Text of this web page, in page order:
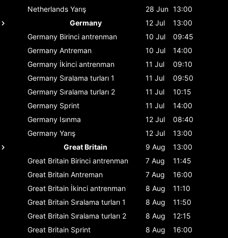
Netherlands Yarış 28 Jun 13:00
Germany
12 Jul
13:00
Germany Birinci antrenman 10 Jul
09:45
Germany Antreman 10 Jul
14:00
Germany İkinci antrenman 11 Jul
09:10
Germany Sıralama turları 1 11 Jul
09:50
Germany Sıralama turları 2 11 Jul
10:15
Germany Sprint 11 Jul
14:00
Germany Isınma 12 Jul
08:40
Germany Yarış 12 Jul
13:00
Great Britain
9 Aug
13:00
Great Britain Birinci antrenman 7 Aug
11:45
Great Britain Antreman 7 Aug
16:00
Great Britain İkinci antrenman 8 Aug
11:10
Great Britain Sıralama turları 1 8 Aug
11:50
Great Britain Sıralama turları 2 8 Aug
12:15
Great Britain Sprint 8 Aug
16:00